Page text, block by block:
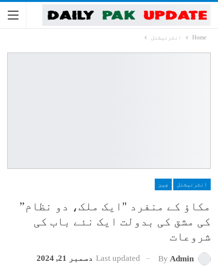
Home انٹرنیشنل
انٹرنیشنل چین
مکاؤ کے منفرد "ایک ملک، دو نظام”
کی مشق کی بدولت ایک نئے باب کی
شروعات
By Admin
Last updated دسمبر 21, 2024